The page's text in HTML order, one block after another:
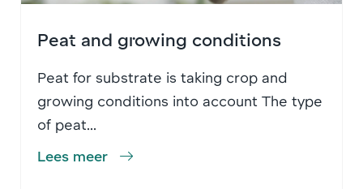
Peat and growing conditions
Peat for substrate is taking crop and
growing conditions into account The type
of peat...
Lees meer